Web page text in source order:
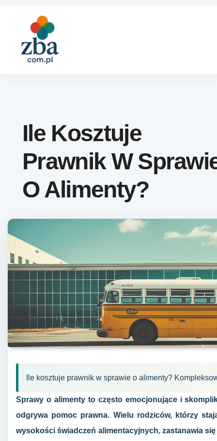
Ile Kosztuje
Prawnik W
O Alimenty?
Ile kosztuje prawnik w sprawie o alimenty?
Sprawy o alimenty to często emocjonujące i
odgrywa pomoc prawna. Wielu rodziców, którzy
wysokości świadczeń alimentacyjnych, zastanawia